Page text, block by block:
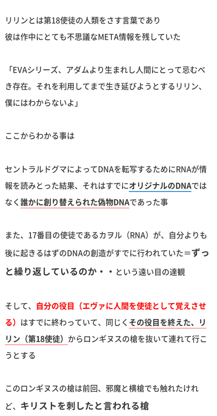
リリンとは第18使徒の人類をさす言葉であり
彼は作中にとても不思議なMETA情報を残していた
「EVAシリーズ、アダムより生まれし人間にとって忌むべ
き存在。それを利用してまで生き延びようとするリリン、
僕にはわからないよ」
ここからわかる事は
セントラルドグマによってDNAを転写するためにRNAが情
報を読みとった結果、それはすでにオリジナルのDNAでは
なく誰かに創り替えられた偽物DNAであった事
また、17番目の使徒であるカヲル（RNA）が、自分よりも
後に起きるはずのDNAの創造がすでに行われていた＝ずっ
と繰り返しているのか・・ という遠い目の達観
そして、 自分の役目（エヴァに人間を使徒として覚えさせ
る） はすでに終わっていて、同じく その役目を終えた、リ
リン（第18使徒） からロンギヌスの槍を抜いて連れて行こ
うとする
このロンギヌスの槍は前回、邪魔と横槍でも触れたけれ
ど、 キリストを刺したと言われる槍